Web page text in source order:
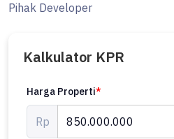
Pihak Developer
Kalkulator KPR
Harga Properti*
Rp